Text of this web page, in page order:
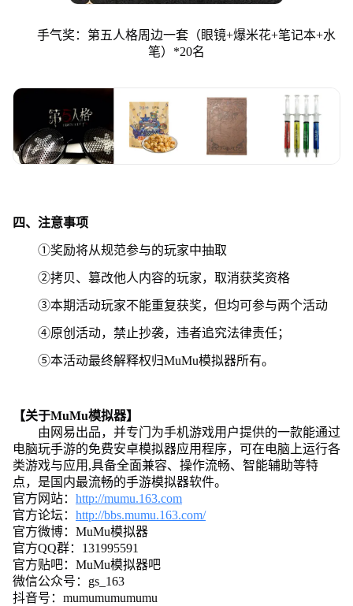
手气奖：第五人格周边一套（眼镜+爆米花+笔记本+水
笔）*20名
四、注意事项
①奖励将从规范参与的玩家中抽取
②拷贝、篡改他人内容的玩家，取消获奖资格
③本期活动玩家不能重复获奖，但均可参与两个活动
④原创活动，禁止抄袭，违者追究法律责任；
⑤本活动最终解释权归MuMu模拟器所有。
【关于MuMu模拟器】
由网易出品，并专门为手机游戏用户提供的一款能通过
电脑玩手游的免费安卓模拟器应用程序，可在电脑上运行各
类游戏与应用,具备全面兼容、操作流畅、智能辅助等特
点，是国内最流畅的手游模拟器软件。
官方网站： http://mumu.163.com
官方论坛： http://bbs.mumu.163.com/
官方微博：MuMu模拟器
官方QQ群：131995591
官方贴吧：MuMu模拟器吧
微信公众号：gs_163
抖音号：mumumumumumu